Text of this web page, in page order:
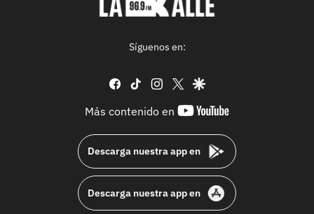
Síguenos en:
facebook
tiktok instagram
twittergoogle
Más contenido en
youtube-
Descarga nuestra app en
Descarga nuestra app en